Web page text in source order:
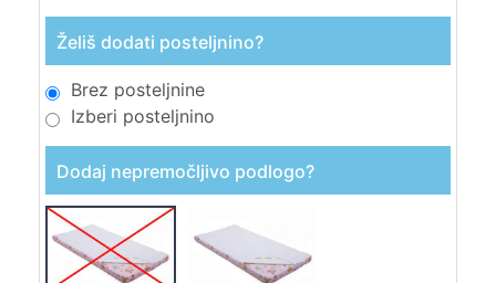
Želiš dodati posteljnino?
Brez posteljnine
Izberi posteljnino
Dodaj nepremočljivo podlogo?